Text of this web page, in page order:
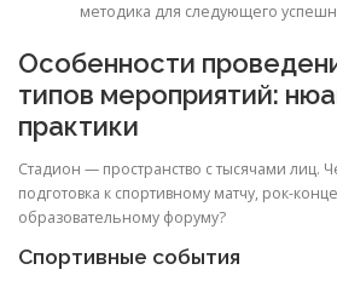
методика для следующего
Особенности
типов мероприятий:
практики
Стадион — пространство с тысячами лиц.
подготовка к спортивному матчу, рок-
образовательному форуму?
Спортивные события